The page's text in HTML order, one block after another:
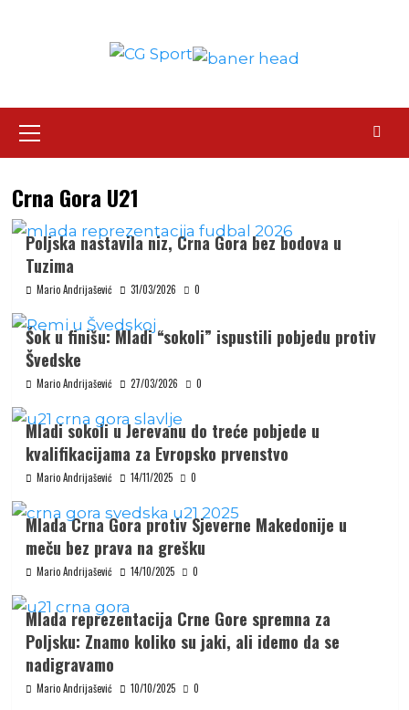
Menu
Crna Gora U21
Poljska nastavila niz, Crna Gora bez bodova u
Tuzima
Mario Andrijašević 31/03/2026 0
Šok u finišu: Mladi “sokoli” ispustili pobjedu protiv
Švedske
Mario Andrijašević 27/03/2026 0
Mladi sokoli u Jerevanu do treće pobjede u
kvalifikacijama za Evropsko prvenstvo
Mario Andrijašević 14/11/2025 0
Mlada Crna Gora protiv Sjeverne Makedonije u
meču bez prava na grešku
Mario Andrijašević 14/10/2025 0
Mlada reprezentacija Crne Gore spremna za
Poljsku: Znamo koliko su jaki, ali idemo da se
nadigravamo
Mario Andrijašević 10/10/2025 0